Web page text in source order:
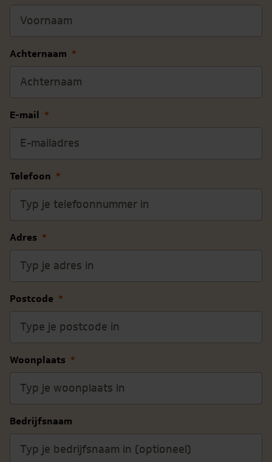
Achternaam *
E-mail *
Telefoon *
Adres *
Postcode *
Woonplaats *
Bedrijfsnaam